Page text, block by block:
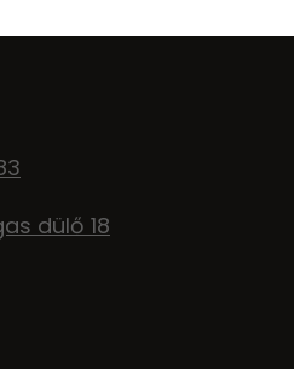
dülő 18